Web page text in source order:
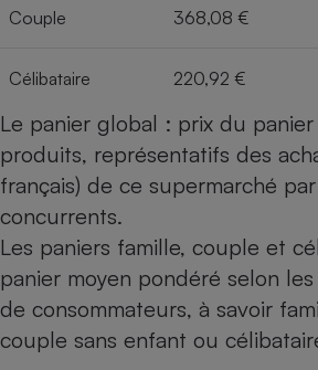
Couple 368,08 €
Célibataire 220,92 €
Le panier global : prix du panier
produits, représentatifs des
français) de ce supermarché
concurrents.
Les paniers famille, couple et
panier moyen pondéré selon
de consommateurs, à savoir
couple sans enfant ou